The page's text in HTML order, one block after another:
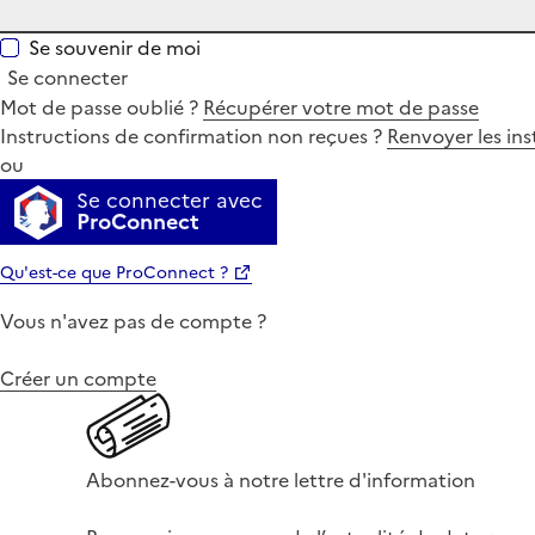
Se souvenir de moi
Se connecter
Mot de passe oublié ? Récupérer votre mot de passe
Instructions de confirmation non reçues ? Renvoyer les
ou
Se connecter avec
ProConnect
Qu'est-ce que ProConnect ?
Vous n'avez pas de compte ?
Créer un compte
Abonnez-vous à notre lettre d'information